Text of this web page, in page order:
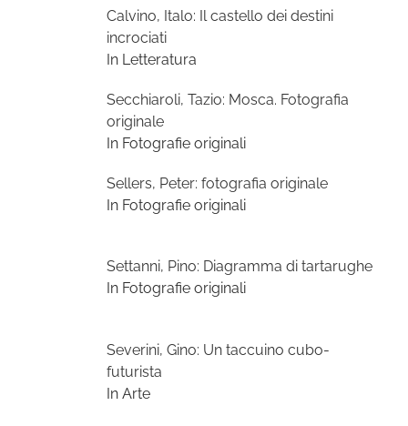
Calvino, Italo: Il castello dei destini
incrociati
In Letteratura
Secchiaroli, Tazio: Mosca. Fotografia
originale
In Fotografie originali
Sellers, Peter: fotografia originale
In Fotografie originali
Settanni, Pino: Diagramma di tartarughe
In Fotografie originali
Severini, Gino: Un taccuino cubo-
futurista
In Arte